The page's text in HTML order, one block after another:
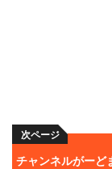
次ページ
チャンネルがーど